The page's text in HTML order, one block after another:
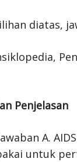
diatas,
Penjelasan
A.
untuk